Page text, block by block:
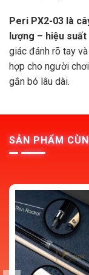
Peri PX2-03 là
lượng – hiệu
giác đánh rõ tay
hợp cho người
gắn bó lâu dài.
SẢN PHẨM